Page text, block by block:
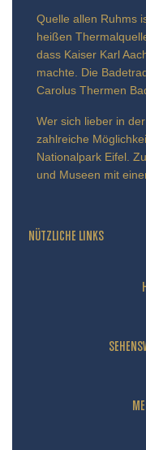
Quelle allen Ruhms
heißen
dass Kaiser Karl
machte. Die
Carolus Thermen
Wer sich lieber in
zahlreiche
Nationalpark Eifel.
und Museen mit
NÜTZLICHE LINKS